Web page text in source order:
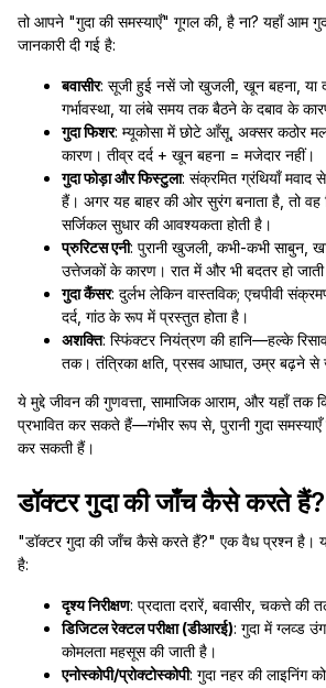
तो आपने "गुदा की समस्याएँ" गूगल की, है ना? यहाँ आम
जानकारी दी गई है:
बवासीर: सूजी हुई नसें जो खुजली, खून बहना, या
गर्भावस्था, या लंबे समय तक बैठने के दबाव के
गुदा फिशर: म्यूकोसा में छोटे आँसू, अक्सर कठोर
कारण। तीव्र दर्द + खून बहना = मजेदार नहीं।
गुदा फोड़ा और फिस्टुला: संक्रमित ग्रंथियाँ मवाद
हैं। अगर यह बाहर की ओर सुरंग बनाता है, तो
सर्जिकल सुधार की आवश्यकता होती है।
प्रुरिटस एनी: पुरानी खुजली, कभी-कभी साबुन,
उत्तेजकों के कारण। रात में और भी बदतर हो
गुदा कैंसर: दुर्लभ लेकिन वास्तविक; एचपीवी
दर्द, गांठ के रूप में प्रस्तुत होता है।
अशक्ति: स्फिंक्टर नियंत्रण की हानि—हल्के
तक। तंत्रिका क्षति, प्रसव आघात, उम्र बढ़ने
ये मुद्दे जीवन की गुणवत्ता, सामाजिक आराम, और यहाँ तक
प्रभावित कर सकते हैं—गंभीर रूप से, पुरानी गुदा समस्याएँ
कर सकती हैं।
डॉक्टर गुदा की जाँच कैसे करते हैं?
"डॉक्टर गुदा की जाँच कैसे करते हैं?" एक वैध प्रश्न है।
है:
दृश्य निरीक्षण: प्रदाता दरारें, बवासीर, चकत्ते की
डिजिटल रेक्टल परीक्षा (डीआरई): गुदा में ग्लव्ड
कोमलता महसूस की जाती है।
एनोस्कोपी/प्रोक्टोस्कोपी: गुदा नहर की लाइनिंग